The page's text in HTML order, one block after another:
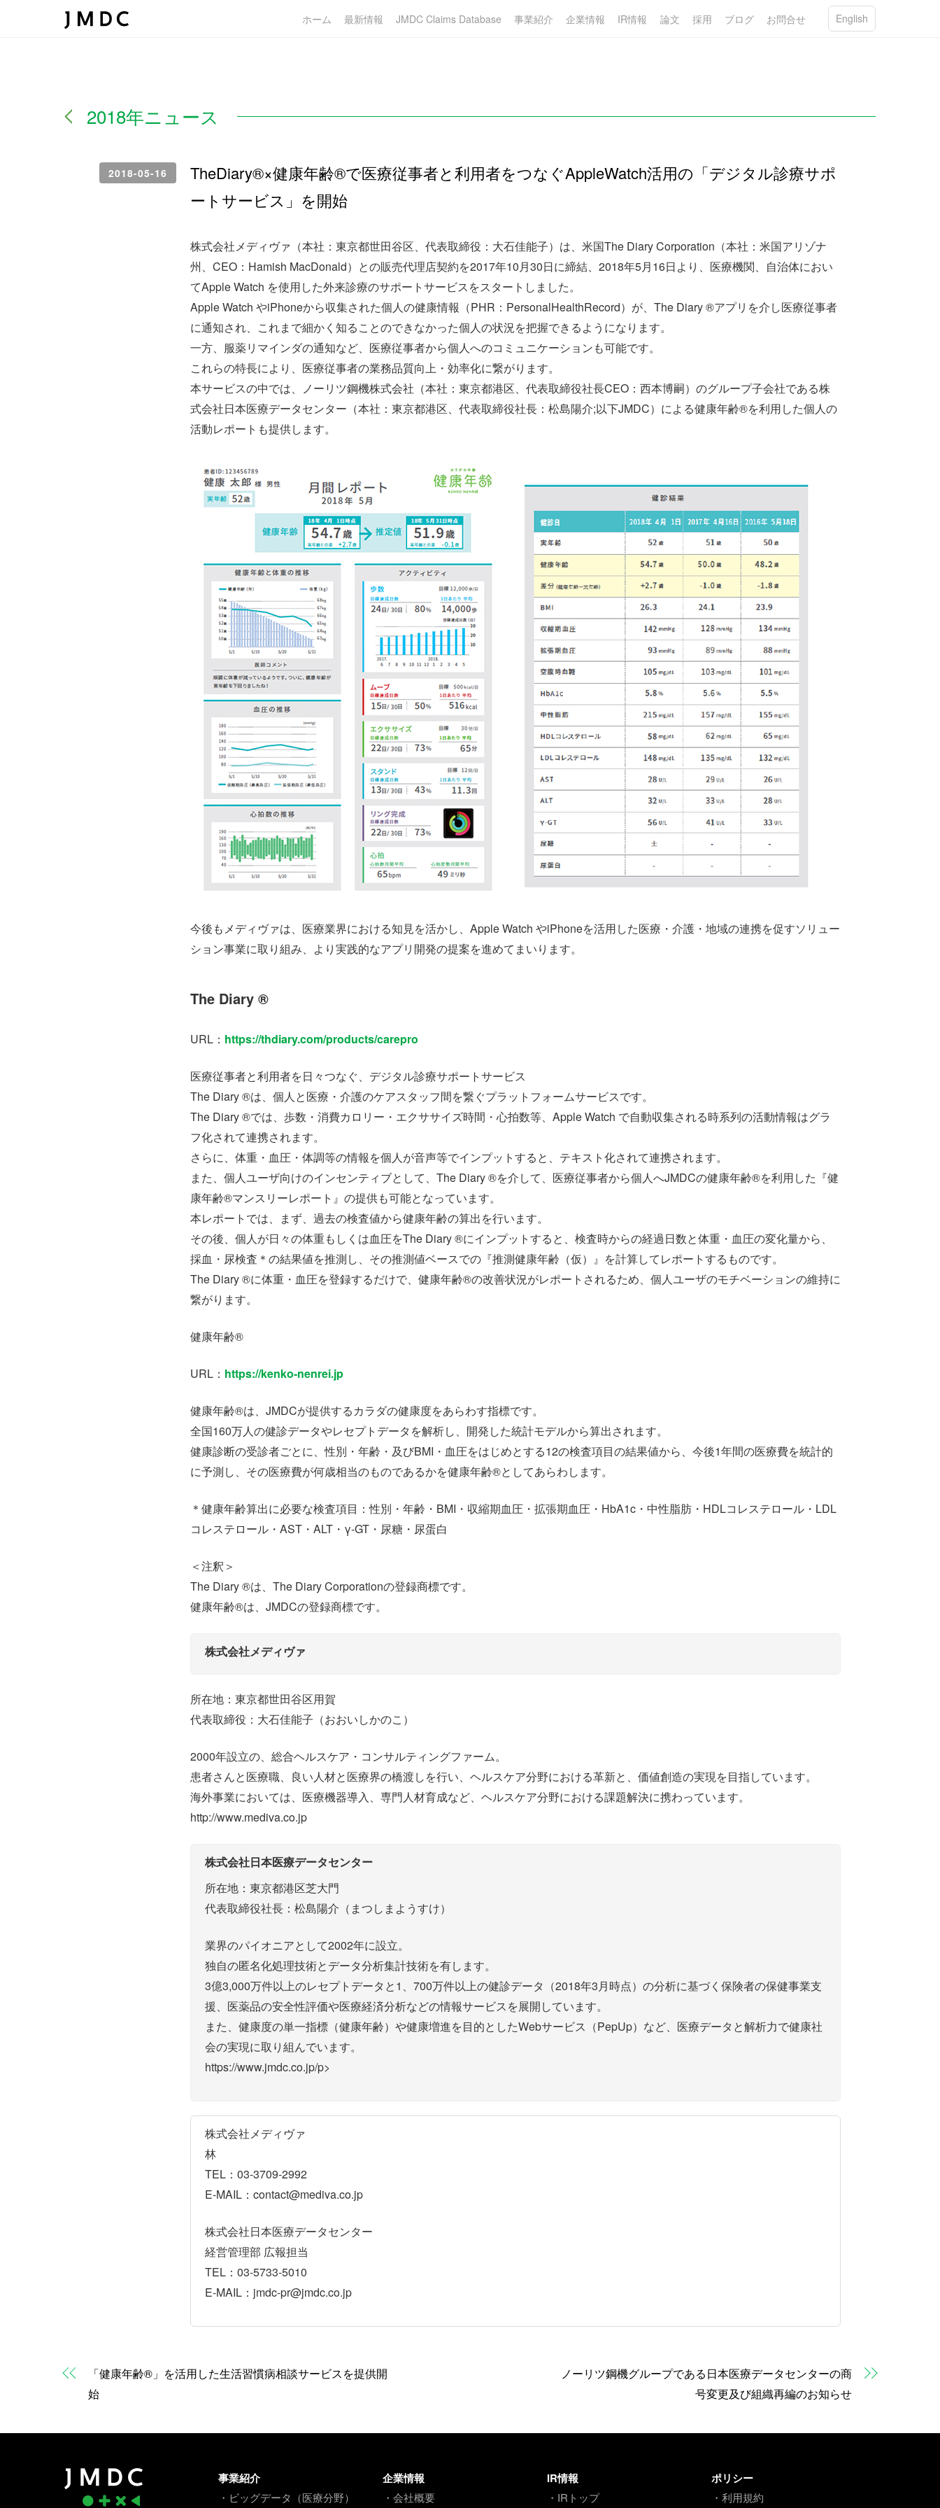
ホーム 最新情報 JMDC Claims Database 事業紹介 企業情報 IR情報 論文 採用 ブログ お問合せ English
2018年ニュース
2018-05-16
TheDiary®×健康年齢®で医療従事者と利用者をつなぐAppleWatch活用の「デジタル診療サポ
ートサービス」を開始
株式会社メディヴァ（本社：東京都世田谷区、代表取締役：大石佳能子）は、米国The Diary Corporation（本社：米国アリゾナ
州、CEO：Hamish MacDonald）との販売代理店契約を2017年10月30日に締結、2018年5月16日より、医療機関、自治体におい
てApple Watch を使用した外来診療のサポートサービスをスタートしました。
Apple Watch やiPhoneから収集された個人の健康情報（PHR：PersonalHealthRecord）が、The Diary ®アプリを介し医療従事者
に通知され、これまで細かく知ることのできなかった個人の状況を把握できるようになります。
一方、服薬リマインダの通知など、医療従事者から個人へのコミュニケーションも可能です。
これらの特長により、医療従事者の業務品質向上・効率化に繋がります。
本サービスの中では、ノーリツ鋼機株式会社（本社：東京都港区、代表取締役社長CEO：西本博嗣）のグループ子会社である株
式会社日本医療データセンター（本社：東京都港区、代表取締役社長：松島陽介;以下JMDC）による健康年齢®を利用した個人の
活動レポートも提供します。
今後もメディヴァは、医療業界における知見を活かし、Apple Watch やiPhoneを活用した医療・介護・地域の連携を促すソリュー
ション事業に取り組み、より実践的なアプリ開発の提案を進めてまいります。
The Diary ®
URL： https://thdiary.com/products/carepro
医療従事者と利用者を日々つなぐ、デジタル診療サポートサービス
The Diary ®は、個人と医療・介護のケアスタッフ間を繋ぐプラットフォームサービスです。
The Diary ®では、歩数・消費カロリー・エクササイズ時間・心拍数等、Apple Watch で自動収集される時系列の活動情報はグラ
フ化されて連携されます。
さらに、体重・血圧・体調等の情報を個人が音声等でインプットすると、テキスト化されて連携されます。
また、個人ユーザ向けのインセンティブとして、The Diary ®を介して、医療従事者から個人へJMDCの健康年齢®を利用した『健
康年齢®マンスリーレポート』の提供も可能となっています。
本レポートでは、まず、過去の検査値から健康年齢の算出を行います。
その後、個人が日々の体重もしくは血圧をThe Diary ®にインプットすると、検査時からの経過日数と体重・血圧の変化量から、
採血・尿検査＊の結果値を推測し、その推測値ベースでの『推測健康年齢（仮）』を計算してレポートするものです。
The Diary ®に体重・血圧を登録するだけで、健康年齢®の改善状況がレポートされるため、個人ユーザのモチベーションの維持に
繋がります。
健康年齢®
URL： https://kenko-nenrei.jp
健康年齢®は、JMDCが提供するカラダの健康度をあらわす指標です。
全国160万人の健診データやレセプトデータを解析し、開発した統計モデルから算出されます。
健康診断の受診者ごとに、性別・年齢・及びBMI・血圧をはじめとする12の検査項目の結果値から、今後1年間の医療費を統計的
に予測し、その医療費が何歳相当のものであるかを健康年齢®としてあらわします。
＊健康年齢算出に必要な検査項目：性別・年齢・BMI・収縮期血圧・拡張期血圧・HbA1c・中性脂肪・HDLコレステロール・LDL
コレステロール・AST・ALT・γ-GT・尿糖・尿蛋白
＜注釈＞
The Diary ®は、The Diary Corporationの登録商標です。
健康年齢®は、JMDCの登録商標です。
株式会社メディヴァ
所在地：東京都世田谷区用賀
代表取締役：大石佳能子（おおいしかのこ）
2000年設立の、総合ヘルスケア・コンサルティングファーム。
患者さんと医療職、良い人材と医療界の橋渡しを行い、ヘルスケア分野における革新と、価値創造の実現を目指しています。
海外事業においては、医療機器導入、専門人材育成など、ヘルスケア分野における課題解決に携わっています。
http://www.mediva.co.jp
株式会社日本医療データセンター
所在地：東京都港区芝大門
代表取締役社長：松島陽介（まつしまようすけ）
業界のパイオニアとして2002年に設立。
独自の匿名化処理技術とデータ分析集計技術を有します。
3億3,000万件以上のレセプトデータと1、700万件以上の健診データ（2018年3月時点）の分析に基づく保険者の保健事業支
援、医薬品の安全性評価や医療経済分析などの情報サービスを展開しています。
また、健康度の単一指標（健康年齢）や健康増進を目的としたWebサービス（PepUp）など、医療データと解析力で健康社
会の実現に取り組んでいます。
https://www.jmdc.co.jp/p>
株式会社メディヴァ
林
TEL：03-3709-2992
E-MAIL：contact@mediva.co.jp
株式会社日本医療データセンター
経営管理部 広報担当
TEL：03-5733-5010
E-MAIL：jmdc-pr@jmdc.co.jp
「健康年齢®」を活用した生活習慣病相談サービスを提供開
始
ノーリツ鋼機グループである日本医療データセンターの商
号変更及び組織再編のお知らせ
事業紹介
・ビッグデータ（医療分野）
企業情報
・会社概要
IR情報
・IRトップ
ポリシー
・利用規約